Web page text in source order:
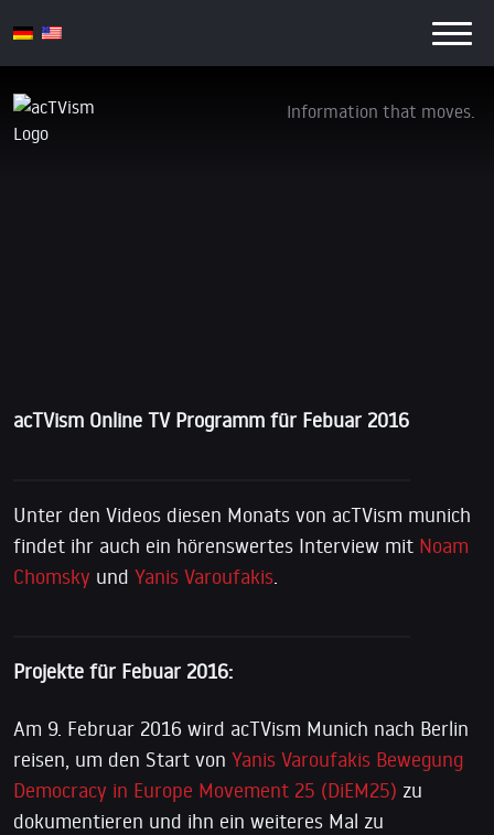
Information that moves.
acTVism Online TV Programm für Febuar 2016
Unter den Videos diesen Monats von acTVism munich
findet ihr auch ein hörenswertes Interview mit Noam
Chomsky und Yanis Varoufakis.
Projekte für Febuar 2016:
Am 9. Februar 2016 wird acTVism Munich nach Berlin
reisen, um den Start von Yanis Varoufakis Bewegung
Democracy in Europe Movement 25 (DiEM25) zu
dokumentieren und ihn ein weiteres Mal zu